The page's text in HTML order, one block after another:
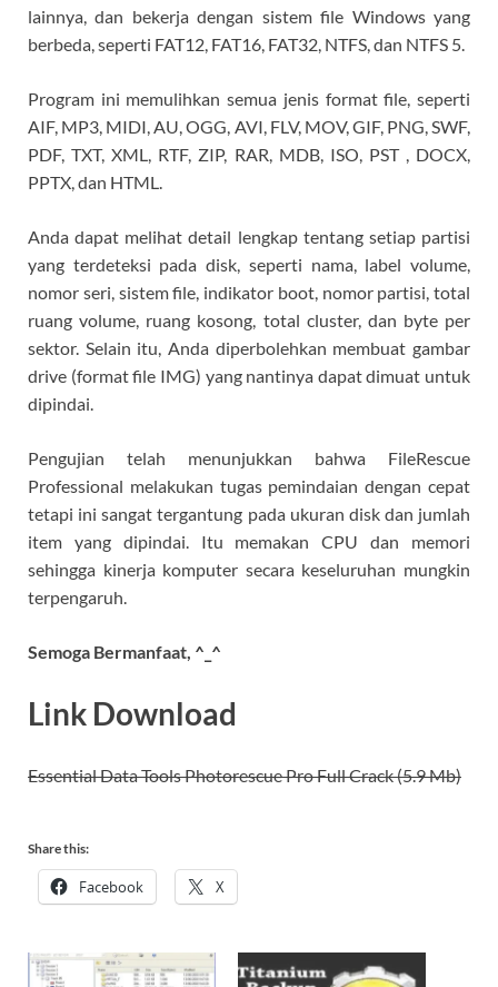
lainnya, dan bekerja dengan sistem file Windows yang
berbeda, seperti FAT12, FAT16, FAT32, NTFS, dan NTFS 5.
Program ini memulihkan semua jenis format file, seperti
AIF, MP3, MIDI, AU, OGG, AVI, FLV, MOV, GIF, PNG, SWF,
PDF, TXT, XML, RTF, ZIP, RAR, MDB, ISO, PST , DOCX,
PPTX, dan HTML.
Anda dapat melihat detail lengkap tentang setiap partisi
yang terdeteksi pada disk, seperti nama, label volume,
nomor seri, sistem file, indikator boot, nomor partisi, total
ruang volume, ruang kosong, total cluster, dan byte per
sektor. Selain itu, Anda diperbolehkan membuat gambar
drive (format file IMG) yang nantinya dapat dimuat untuk
dipindai.
Pengujian telah menunjukkan bahwa FileRescue
Professional melakukan tugas pemindaian dengan cepat
tetapi ini sangat tergantung pada ukuran disk dan jumlah
item yang dipindai. Itu memakan CPU dan memori
sehingga kinerja komputer secara keseluruhan mungkin
terpengaruh.
Semoga Bermanfaat, ^_^
Link Download
EssentialData Tools Photorescue Pro Full Crack (5.9 Mb)
Share this:
Facebook X